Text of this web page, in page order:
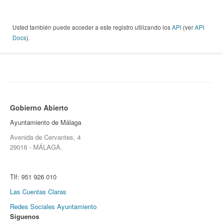
Usted también puede acceder a este registro utilizando losAPI (verAPI
Docs).
Gobierno Abierto
Ayuntamiento de Málaga
Avenida de Cervantes, 4
29016 - MÁLAGA.
Tlf: 951 926 010
Las Cuentas Claras
Redes Sociales Ayuntamiento
Síguenos